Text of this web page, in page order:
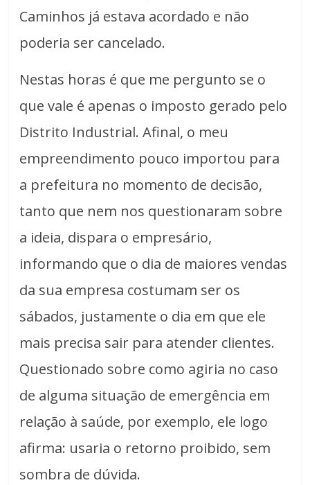
Caminhos já estava acordado e não
poderia ser cancelado.
Nestas horas é que me pergunto se o
que vale é apenas o imposto gerado pelo
Distrito Industrial. Afinal, o meu
empreendimento pouco importou para
a prefeitura no momento de decisão,
tanto que nem nos questionaram sobre
a ideia, dispara o empresário,
informando que o dia de maiores vendas
da sua empresa costumam ser os
sábados, justamente o dia em que ele
mais precisa sair para atender clientes.
Questionado sobre como agiria no caso
de alguma situação de emergência em
relação à saúde, por exemplo, ele logo
afirma: usaria o retorno proibido, sem
sombra de dúvida.